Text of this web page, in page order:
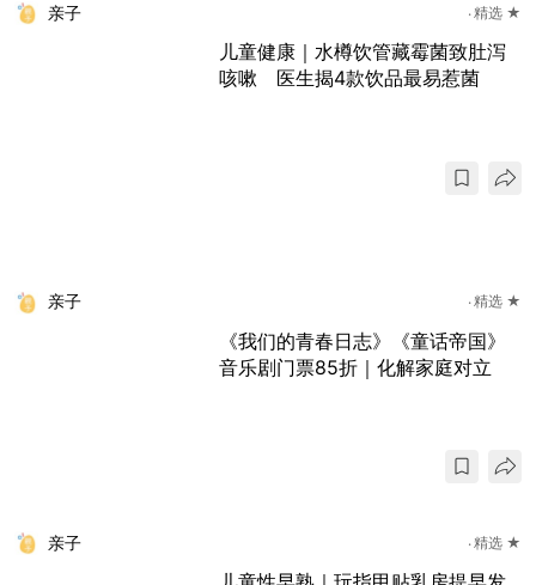
亲子 精选 ★
儿童健康｜水樽饮管藏霉菌致肚泻
咳嗽 医生揭4款饮品最易惹菌
亲子 精选 ★
《我们的青春日志》《童话帝国》
音乐剧门票85折｜化解家庭对立
亲子 精选 ★